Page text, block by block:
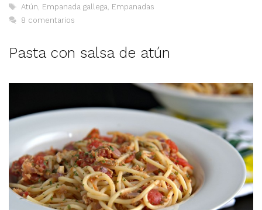
Etiquetas
Atún, Empanada gallega, Empanadas
8 comentarios
Pasta con salsa de atún